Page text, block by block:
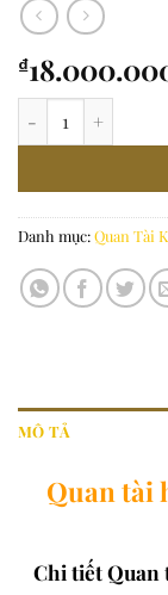
₫
Danh mục:Quan Tài
MÔ TẢ
Quan tài
Chi tiết Quan